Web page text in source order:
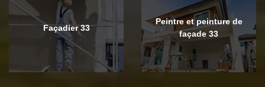
Façadier 33
Peintre et peinture de
façade 33